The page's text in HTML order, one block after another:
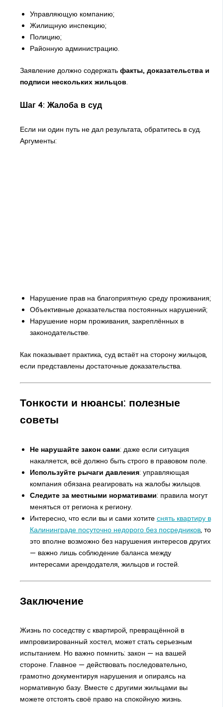
Управляющую компанию;
Жилищную инспекцию;
Полицию;
Районную администрацию.
Заявление должно содержать факты, доказательства и
подписи нескольких жильцов.
Шаг 4: Жалоба в суд
Если ни один путь не дал результата, обратитесь в суд.
Аргументы:
Нарушение прав на благоприятную среду проживания;
Объективные доказательства постоянных нарушений;
Нарушение норм проживания, закреплённых в
законодательстве.
Как показывает практика, суд встаёт на сторону жильцов,
если представлены достаточные доказательства.
Тонкости и нюансы: полезные
советы
Не нарушайте закон сами: даже если ситуация
накаляется, всё должно быть строго в правовом поле.
Используйте рычаги давления: управляющая
компания обязана реагировать на жалобы жильцов.
Следите за местными нормативами: правила могут
меняться от региона к региону.
Интересно, что если вы и сами хотите снять квартиру в
Калининграде посуточно недорого без посредников, то
это вполне возможно без нарушения интересов других
— важно лишь соблюдение баланса между
интересами арендодателя, жильцов и гостей.
Заключение
Жизнь по соседству с квартирой, превращённой в
импровизированный хостел, может стать серьезным
испытанием. Но важно помнить: закон — на вашей
стороне. Главное — действовать последовательно,
грамотно документируя нарушения и опираясь на
нормативную базу. Вместе с другими жильцами вы
можете отстоять своё право на спокойную жизнь.